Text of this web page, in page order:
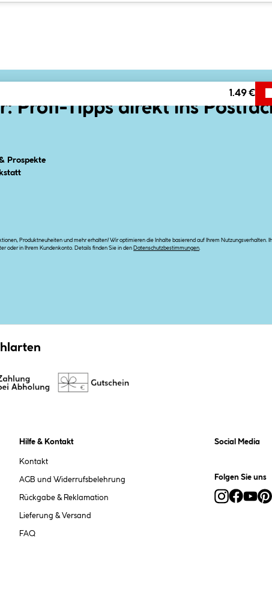
1.49 €
Profi-Tipps direkt ins
Prospekte
Produktneuheiten und mehr erhalten! Wir optimieren die Inhalte basierend auf Ihrem Nutzungsverhalten.
oder in Ihrem Kundenkonto. Details finden Sie in den Datenschutzbestimmungen.
Hilfe & Kontakt
Kontakt
AGB und Widerrufsbelehrung
Rückgabe & Reklamation
Lieferung & Versand
FAQ
Social Media
Folgen Sie uns